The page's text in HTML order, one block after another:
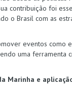
contribuição foi
o Brasil com as
eventos como
uma ferramenta
Marinha e